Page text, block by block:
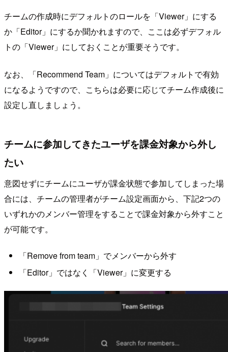
チームの作成時にデフォルトのロールを「Viewer」にする
か「Editor」にするか聞かれますので、ここは必ずデフォル
トの「Viewer」にしておくことが重要そうです。
なお、「Recommend Team」についてはデフォルトで有効
になるようですので、こちらは必要に応じてチーム作成後に
設定し直しましょう。
チームに参加してきたユーザを課金対象から外し
たい
意図せずにチームにユーザが課金状態で参加してしまった場
合には、チームの管理者がチーム設定画面から、下記2つの
いずれかのメンバー管理をすることで課金対象から外すこと
が可能です。
「Remove from team」でメンバーから外す
「Editor」ではなく「Viewer」に変更する